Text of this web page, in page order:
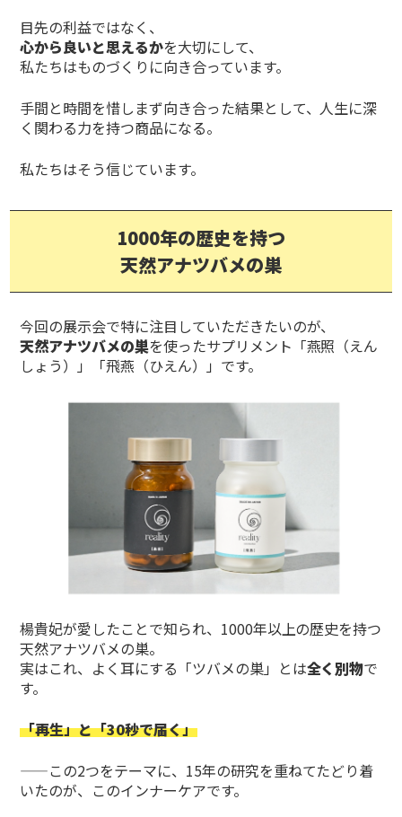
目先の利益ではなく、
心から良いと思えるかを大切にして、
私たちはものづくりに向き合っています。
手間と時間を惜しまず向き合った結果として、人生に深
く関わる力を持つ商品になる。
私たちはそう信じています。
1000年の歴史を持つ
天然アナツバメの巣
今回の展示会で特に注目していただきたいのが、
天然アナツバメの巣を使ったサプリメント「燕照（えん
しょう）」「飛燕（ひえん）」です。
楊貴妃が愛したことで知られ、1000年以上の歴史を持つ
天然アナツバメの巣。
実はこれ、よく耳にする「ツバメの巣」とは全く別物で
す。
「再生」と「30秒で届く」
——この2つをテーマに、15年の研究を重ねてたどり着
いたのが、このインナーケアです。